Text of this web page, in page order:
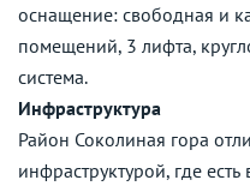
оснащение: свободная и
помещений, 3 лифта,
система.
Инфраструктура
Район Соколиная гора
инфраструктурой, где